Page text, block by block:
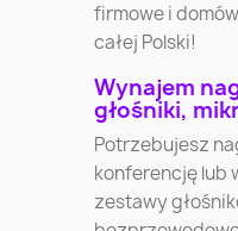
firmowe i
całej Polski!
Wynajem
głośniki,
Potrzebujesz
konferencję lub
zestawy